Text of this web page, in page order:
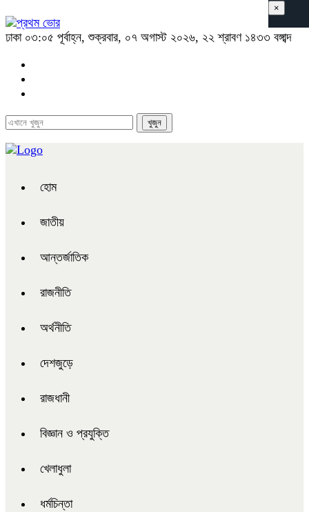
ঢাকা ০৩:০৫ পূর্বাহ্ন, শুক্রবার, ০৭ অগাস্ট ২০২৬, ২২ শ্রাবণ ১৪৩৩ বঙ্গাব্দ
হোম
জাতীয়
আন্তর্জাতিক
রাজনীতি
অর্থনীতি
দেশজুড়ে
রাজধানী
বিজ্ঞান ও প্রযুক্তি
খেলাধুলা
ধর্মচিন্তা
×